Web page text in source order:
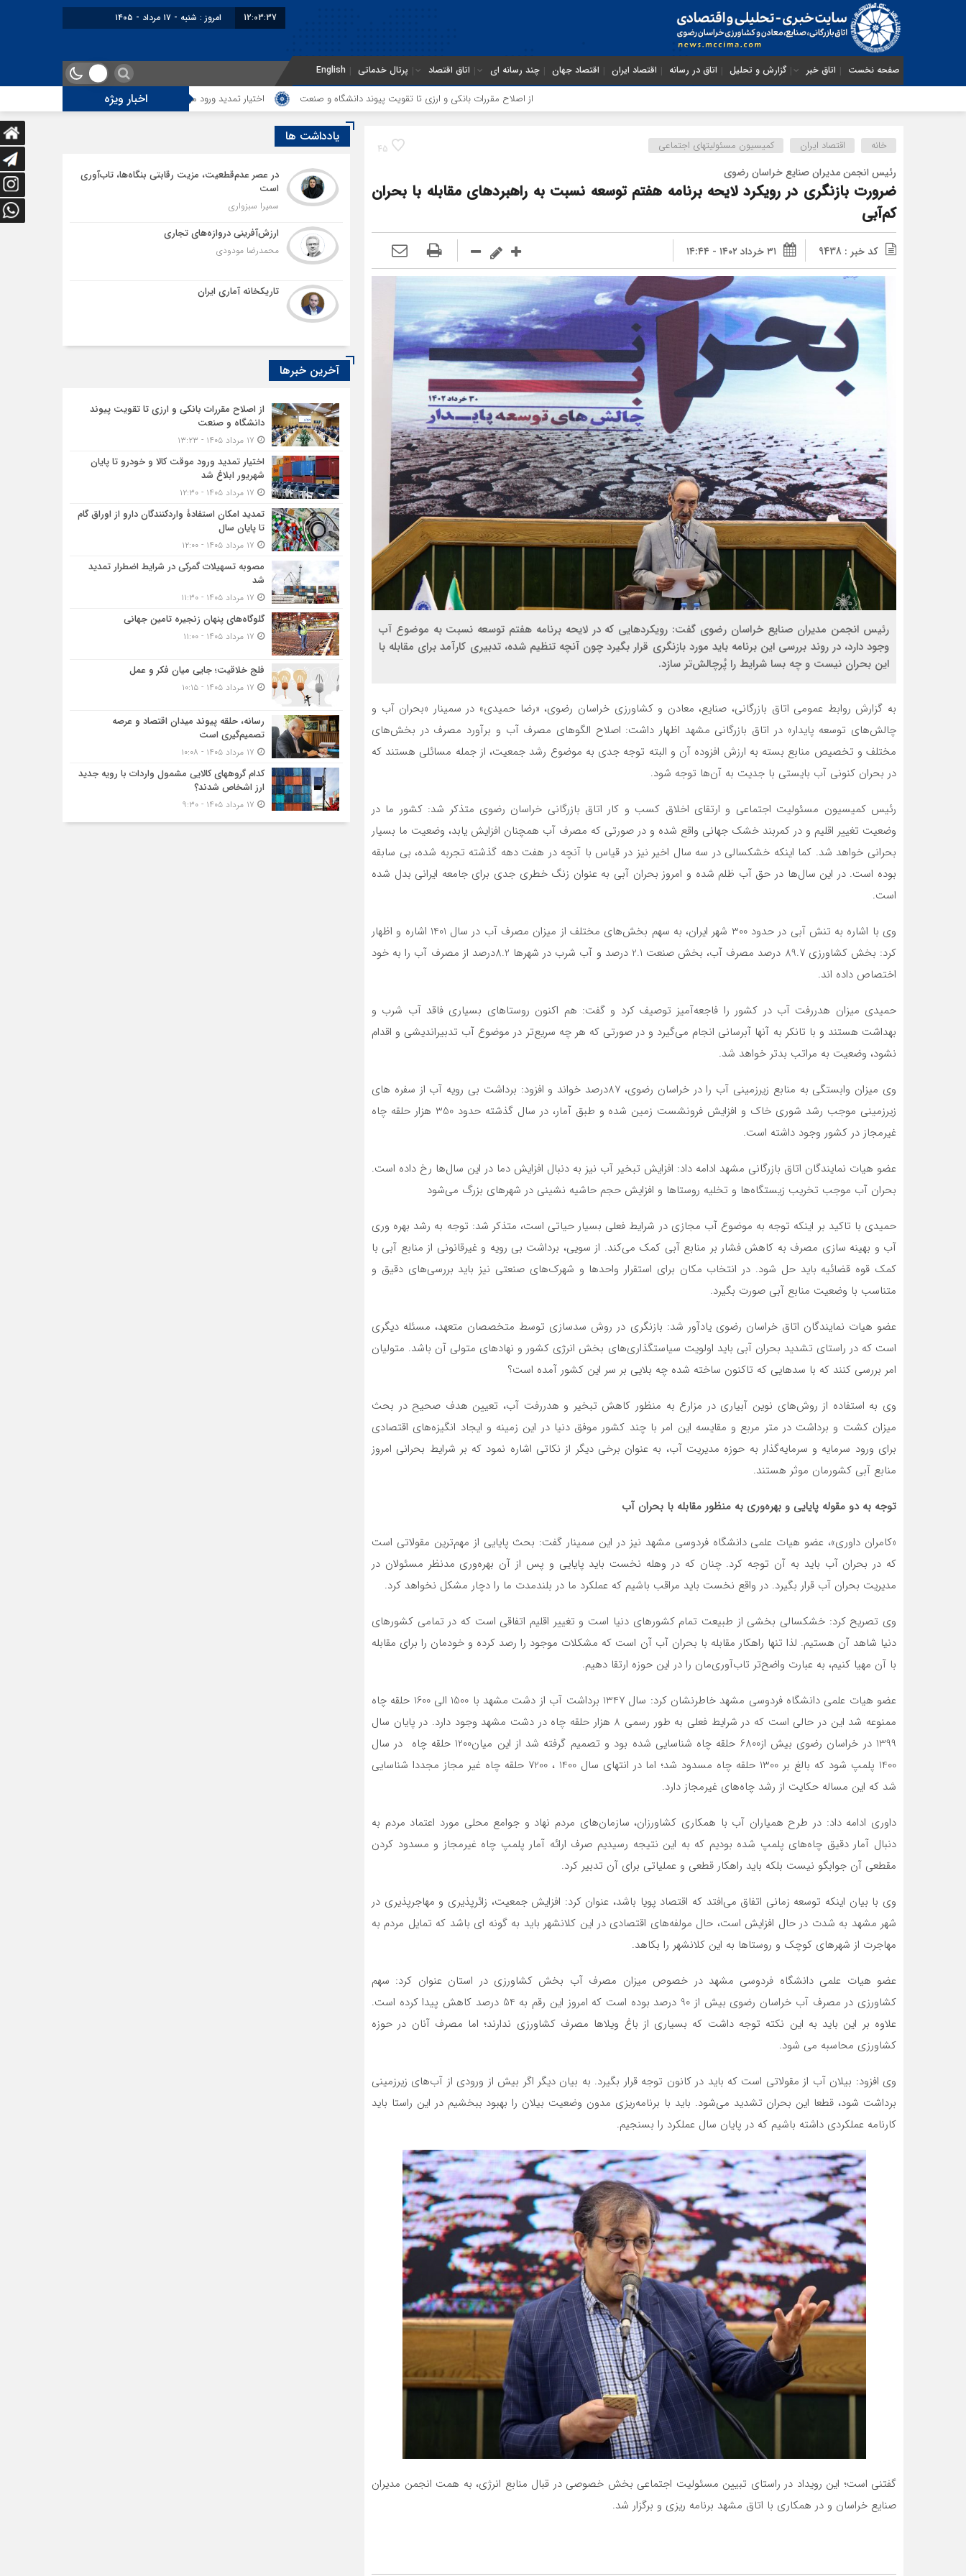
12:03:38 برابر با : Saturday - 8 August - 2026
صفحه نخست اتاق خبر گزارش و تحلیل اتاق در رسانه اقتصاد ایران اقتصاد جهان چند رسانه ای اتاق اقتصاد پرتال خدماتی English
اخبار ویژه از اصلاح مقررات بانکی و ارزی تا تقویت پیوند دانشگاه و صنعت اختیار تمدید ورود موقت کالا و خودرو تا پایان شهریور ابلاغ شد
45 خانه اقتصاد ایران کمیسیون مسئولیتهای اجتماعی
رئیس انجمن مدیران صنایع خراسان رضوی
ضرورت بازنگری در رویکرد‌ لایحه برنامه هفتم توسعه نسبت به راهبردهای مقابله با بحران
کم‌آبی
کد خبر : 9438 ۳۱ خرداد ۱۴۰۲ - ۱۴:۴۴
رئیس انجمن مدیران صنایع خراسان رضوی گفت: رویکردهایی که در لایحه برنامه هفتم توسعه نسبت به موضوع آب
وجود دارد، در روند بررسی این برنامه باید مورد بازنگری قرار بگیرد چون آنچه تنظیم شده، تدبیری کارآمد برای مقابله با
این بحران نیست و چه بسا شرایط را پُرچالش‌تر سازد.
به گزارش روابط عمومی اتاق بازرگانی، صنایع، معادن و کشاورزی خراسان رضوی، «رضا حمیدی» در سمینار «بحران آب و
چالش‌های توسعه پایدار» در اتاق بازرگانی مشهد اظهار داشت: اصلاح الگوهای مصرف آب و برآورد مصرف در بخش‌های
مختلف و تخصیص منابع بسته به ارزش افزوده آن و البته توجه جدی به موضوع رشد جمعیت، از جمله مسائلی هستند که
در بحران کنونی آب بایستی با جدیت به آن‌ها توجه شود.
رئیس کمیسیون مسئولیت اجتماعی و ارتقای اخلاق کسب و کار اتاق بازرگانی خراسان رضوی متذکر شد: کشور ما در
وضعیت تغییر اقلیم و در کمربند خشک جهانی واقع شده و در صورتی که مصرف آب همچنان افزایش یابد، وضعیت ما بسیار
بحرانی خواهد شد. کما اینکه خشکسالی در سه سال اخیر نیز در قیاس با آنچه در هفت دهه گذشته تجربه شده، بی سابقه
بوده است. در این سال‌ها در حق آب ظلم شده و امروز بحران آبی به عنوان زنگ خطری جدی برای جامعه ایرانی بدل شده
است.
وی با اشاره به تنش آبی در حدود 300 شهر ایران، به سهم بخش‌های مختلف از میزان مصرف آب در سال 1401 اشاره و اظهار
کرد: بخش کشاورزی 89.7 درصد مصرف آب، بخش صنعت 2.1 درصد و آب شرب در شهرها 8.2درصد از مصرف آب را به خود
اختصاص داده اند.
حمیدی میزان هدررفت آب در کشور را فاجعه‌آمیز توصیف کرد و گفت: هم اکنون روستاهای بسیاری فاقد آب شرب و
بهداشت هستند و با تانکر به آنها آبرسانی انجام می‌گیرد و در صورتی که هر چه سریع‌تر در موضوع آب تدبیراندیشی و اقدام
نشود، وضعیت به مراتب بدتر خواهد شد.
وی میزان وابستگی به منابع زیرزمینی آب را در خراسان رضوی، 87درصد خواند و افزود: برداشت بی رویه آب از سفره های
زیرزمینی موجب رشد شوری خاک و افزایش فرونشست زمین شده و طبق آمار، در سال گذشته حدود 350 هزار حلقه چاه
غیرمجاز در کشور وجود داشته است.
عضو هیات نمایندگان اتاق بازرگانی مشهد ادامه داد: افزایش تبخیر آب نیز به دنبال افزایش دما در این سال‌ها رخ داده است.
بحران آب موجب تخریب زیستگاه‌ها و تخلیه روستاها و افزایش حجم حاشیه نشینی در شهرهای بزرگ می‌شود
حمیدی با تاکید بر اینکه توجه به موضوع آب مجازی در شرایط فعلی بسیار حیاتی است، متذکر شد: توجه به رشد بهره وری
آب و بهینه سازی مصرف به کاهش فشار بر منابع آبی کمک می‌کند. از سویی، برداشت بی رویه و غیرقانونی از منابع آبی با
کمک قوه قضائیه باید حل شود. در انتخاب مکان برای استقرار واحدها و شهرک‌های صنعتی نیز باید بررسی‌های دقیق و
متناسب با وضعیت منابع آبی صورت بگیرد.
عضو هیات نمایندگان اتاق خراسان رضوی یادآور شد: بازنگری در روش سدسازی توسط متخصصان متعهد، مسئله دیگری
است که در راستای تشدید بحران آبی باید اولویت سیاستگذاری‌های بخش انرژی کشور و نهادهای متولی آن باشد. متولیان
امر بررسی کنند که با سدهایی که تاکنون ساخته شده چه بلایی بر سر این کشور آمده است؟
وی به استفاده از روش‌های نوین آبیاری در مزارع به منظور کاهش تبخیر و هدررفت آب، تعیین هدف صحیح در بحث
میزان کشت و برداشت در متر مربع و مقایسه این امر با چند کشور موفق دنیا در این زمینه و ایجاد انگیزه‌های اقتصادی
برای ورود سرمایه و سرمایه‌گذار به حوزه مدیریت آب، به عنوان برخی دیگر از نکاتی اشاره نمود که بر شرایط بحرانی امروز
منابع آبی کشورمان موثر هستند.
توجه به دو مقوله پایایی و بهرهوری به منظور مقابله با بحران آب
«کامران داوری»، عضو هیات علمی دانشگاه فردوسی مشهد نیز در این سمینار گفت: بحث پایایی از مهم‌ترین مقولاتی است
که در بحران آب باید به آن توجه کرد. چنان که در وهله نخست باید پایایی و پس از آن بهره‌وری مدنظر مسئولان در
مدیریت بحران آب قرار بگیرد. در واقع نخست باید مراقب باشیم که عملکرد ما در بلندمدت ما را دچار مشکل نخواهد کرد.
وی تصریح کرد: خشکسالی بخشی از طبیعت تمام کشورهای دنیا است و تغییر اقلیم اتفاقی است که در تمامی کشورهای
دنیا شاهد آن هستیم. لذا تنها راهکار مقابله با بحران آب آن است که مشکلات موجود را رصد کرده و خودمان را برای مقابله
با آن مهیا کنیم، به عبارت واضح‌تر تاب‌آوری‌مان را در این حوزه ارتقا دهیم.
عضو هیات علمی دانشگاه فردوسی مشهد خاطرنشان کرد: سال 1347 برداشت آب از دشت مشهد با 1500 الی 1600 حلقه چاه
ممنوعه شد این در حالی است که در شرایط فعلی به طور رسمی 8 هزار حلقه چاه در دشت مشهد وجود دارد. در پایان سال
1399 در خراسان رضوی بیش از6800 حلقه چاه شناسایی شده بود و تصمیم گرفته شد از این میان1200 حلقه چاه در سال
1400 پلمپ شود که بالغ بر 1300 حلقه چاه مسدود شد؛ اما در انتهای سال 1400 ، 7200 حلقه چاه غیر مجاز مجددا شناسایی
شد که این مساله حکایت از رشد چاه‌های غیرمجاز دارد.
داوری ادامه داد: در طرح همیاران آب با همکاری کشاورزان، سازمان‌های مردم نهاد و جوامع محلی مورد اعتماد مردم به
دنبال آمار دقیق چاه‌های پلمپ شده بودیم که به این نتیجه رسیدیم صرف ارائه آمار پلمپ چاه غیرمجاز و مسدود کردن
مقطعی آن جوابگو نیست بلکه باید راهکار قطعی و عملیاتی برای آن تدبیر کرد.
وی با بیان اینکه توسعه زمانی اتفاق می‌افتد که اقتصاد پویا باشد، عنوان کرد: افزایش جمعیت، زائرپذیری و مهاجرپذیری در
شهر مشهد به شدت در حال افزایش است، حال مولفه‌های اقتصادی در این کلانشهر باید به گونه ای باشد که تمایل مردم به
مهاجرت از شهرهای کوچک و روستاها به این کلانشهر را بکاهد.
عضو هیات علمی دانشگاه فردوسی مشهد در خصوص میزان مصرف آب بخش کشاورزی در استان عنوان کرد: سهم
کشاورزی در مصرف آب خراسان رضوی بیش از 90 درصد بوده است که امروز این رقم به 54 درصد کاهش پیدا کرده است.
علاوه بر این باید به این نکته توجه داشت که بسیاری از باغ ویلاها مصرف کشاورزی ندارند؛ اما مصرف آنان در حوزه
کشاورزی محاسبه می شود.
وی افزود: بیلان آب از مقولاتی است که باید در کانون توجه قرار بگیرد. به بیان دیگر اگر بیش از ورودی از آب‌های زیرزمینی
برداشت شود، قطعا این بحران تشدید می‌شود. باید با برنامه‌ریزی مدون وضعیت بیلان را بهبود ببخشیم در این راستا باید
کارنامه عملکردی داشته باشیم که در پایان سال عملکرد را بسنجیم.
گفتنی است؛ این رویداد در راستای تبیین مسئولیت اجتماعی بخش خصوصی در قبال منابع انرژی، به همت انجمن مدیران
صنایع خراسان و در همکاری با اتاق مشهد برنامه ریزی و برگزار شد.
یادداشت ها
در عصر عدم‌قطعیت، مزیت رقابتی بنگاه‌ها، تاب‌آوری
است
سمیرا سبزواری
ارزش‌آفرینی دروازه‌های تجاری
محمدرضا مودودی
تاریکخانه آماری ایران
آخرین خبرها
از اصلاح مقررات بانکی و ارزی تا تقویت پیوند
دانشگاه و صنعت
اختیار تمدید ورود موقت کالا و خودرو تا پایان
شهریور ابلاغ شد
تمدید امکان استفادۀ واردکنندگان دارو از اوراق گام
تا پایان سال
مصوبه تسهیلات گمرکی در شرایط اضطرار تمدید
شد
گلوگاه‌های پنهان زنجیره تامین جهانی
فلج خلاقیت؛ جایی میان فکر و عمل
رسانه، حلقه پیوند میدان اقتصاد و عرصه
تصمیم‌گیری است
کدام گروههای کالایی مشمول واردات با رویه جدید
ارز اشخاص شدند؟